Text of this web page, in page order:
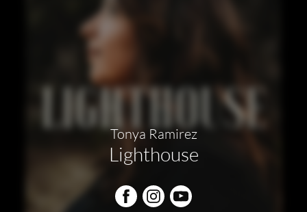
Tonya Ramirez
Lighthouse